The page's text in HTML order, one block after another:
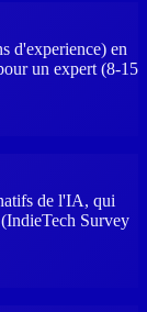
d'experience) en
un expert (8-15
de l'IA, qui
Survey